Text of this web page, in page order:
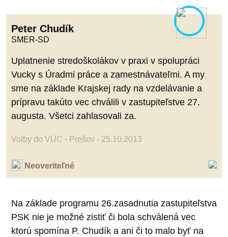
Peter Chudík
SMER-SD
Uplatnenie stredoškolákov v praxi v spolupráci
Vucky s Úradmi práce a zamestnávateľmi. A my
sme na základe Krajskej rady na vzdelávanie a
prípravu takúto vec chválili v zastupiteľstve 27.
augusta. Všetci zahlasovali za.
Volby do VÚC - Prešov - 25.10.2013
Neoveriteľné
Na základe programu 26.zasadnutia zastupiteľstva
PSK nie je možné zistiť či bola schválená vec
ktorú spomína P. Chudík a ani či to malo byť na